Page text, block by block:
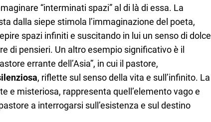
“interminati spazi” al di là di essa. La
dalla siepe stimola l’immaginazione del poeta,
spazi infiniti e suscitando in lui un senso di dolce
di pensieri. Un altro esempio significativo è il
errante dell’Asia”, in cui il pastore,
, riflette sul senso della vita e sull’infinito. La
e misteriosa, rappresenta quell’elemento vago e
a interrogarsi sull’esistenza e sul destino